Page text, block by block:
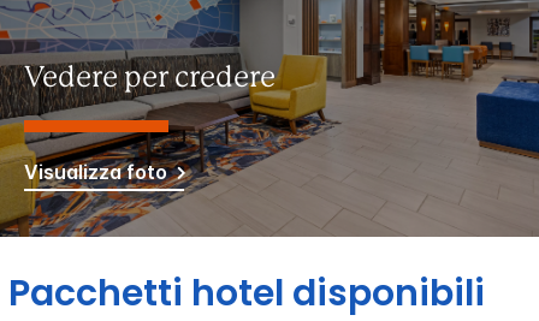
Vedere per credere
Visualizza foto
Pacchetti hotel disponibili